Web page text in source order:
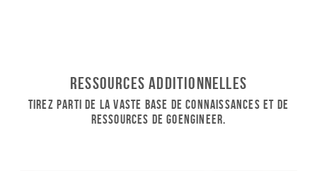
Ressources additionnelles
Tirez parti de la vaste base de connaissances et de
ressources de GoEngineer.